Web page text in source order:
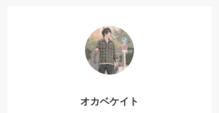
オカベケイト